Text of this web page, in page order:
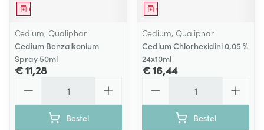
Geneesmiddel
Cedium, Qualiphar
Cedium Benzalkonium
Spray 50ml
€ 11,28
Bestel
Geneesmiddel
Cedium, Qualiphar
Cedium Chlorhexidini 0,05 %
24x10ml
€ 16,44
Bestel